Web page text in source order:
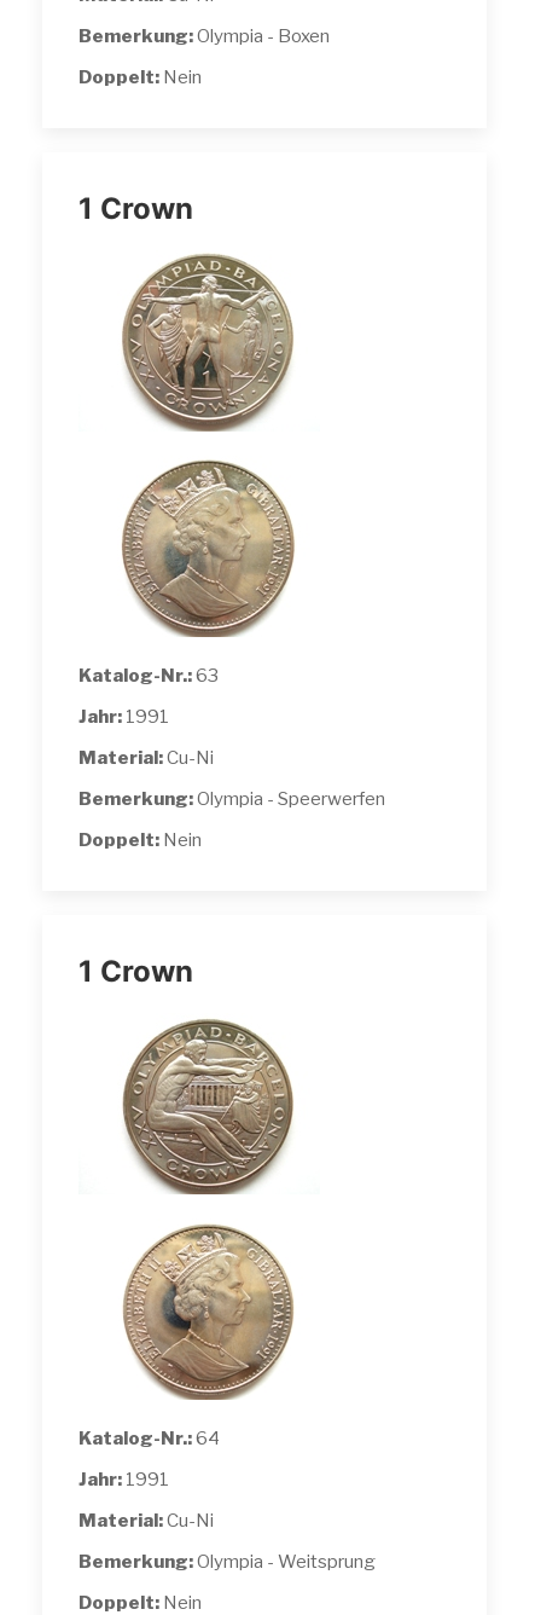
Bemerkung:Olympia - Boxen
Doppelt: Nein
1 Crown
Katalog-Nr.:63
Jahr: 1991
Material:Cu-Ni
Bemerkung:Olympia - Speerwerfen
Doppelt: Nein
1 Crown
Katalog-Nr.:64
Jahr: 1991
Material:Cu-Ni
Bemerkung:Olympia - Weitsprung
Doppelt: Nein